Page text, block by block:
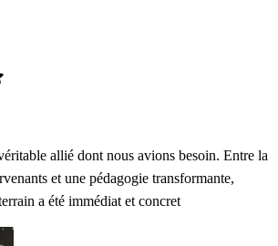
allié dont nous avions besoin. Entre la
et une pédagogie transformante,
a été immédiat et concret